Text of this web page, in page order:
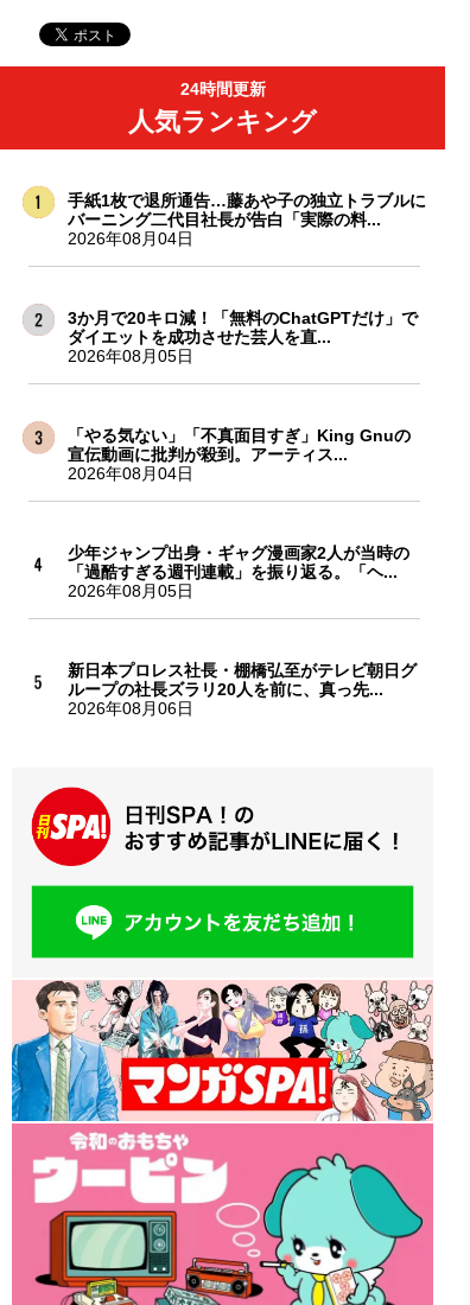
24時間更新
人気ランキング
手紙1枚で退所通告…藤あや子の独立トラブルに
バーニング二代目社長が告白「実際の料...
2026年08月04日
3か月で20キロ減！「無料のChatGPTだけ」で
ダイエットを成功させた芸人を直...
2026年08月05日
「やる気ない」「不真面目すぎ」King Gnuの
宣伝動画に批判が殺到。アーティス...
2026年08月04日
少年ジャンプ出身・ギャグ漫画家2人が当時の
「過酷すぎる週刊連載」を振り返る。「ヘ...
2026年08月05日
新日本プロレス社長・棚橋弘至がテレビ朝日グ
ループの社長ズラリ20人を前に、真っ先...
2026年08月06日